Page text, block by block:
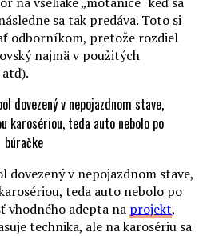
sa tak predáva. Toto si
odborníkom, pretože rozdiel
najmä v použitých
dovezený v nepojazdnom stave,
karosériou, teda auto nebolo po
búračke
dovezený v nepojazdnom stave,
teda auto nebolo po
vhodného adepta na projekt,
technika, ale na karosériu sa